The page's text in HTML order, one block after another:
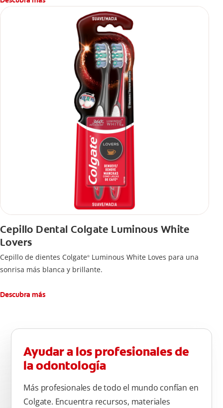
Cepillo Dental Colgate Luminous White
Lovers
Cepillo de dientes Colgate® Luminous White Loves para una
sonrisa más blanca y brillante.
Descubra más
Ayudar a los profesionales de
la odontología
Más profesionales de todo el mundo confían en
Colgate. Encuentra recursos, materiales